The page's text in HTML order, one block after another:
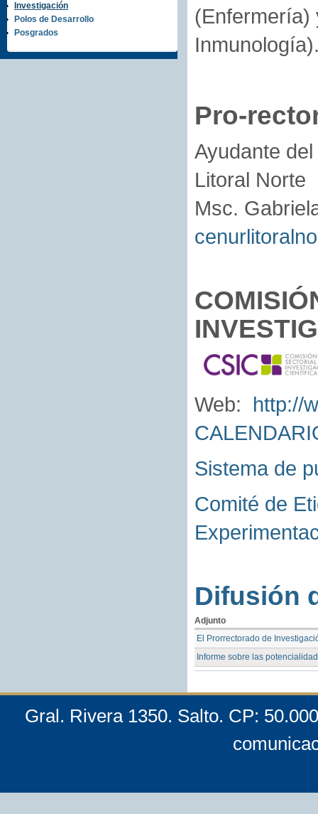
Investigación
Polos de Desarrollo
Posgrados
(Enfermería)
Pro-
Ayudante
Litoral Norte
Msc.
Web: http://
Sistema de
Comité de
Difusión
Adjunto
El Prorrectorado de
Informe sobre las
Gral. Rivera 1350. Salto. CP: